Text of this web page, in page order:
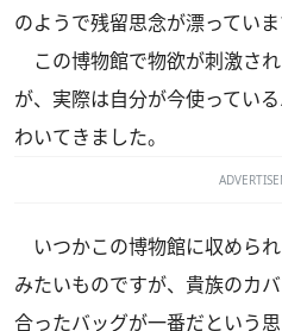
のようで残留思念が漂っていま
この博物館で物欲が刺激さ
が、実際は自分が今使ってい
わいてきました。
いつかこの博物館に収めら
みたいものですが、貴族のカ
合ったバッグが一番だという思